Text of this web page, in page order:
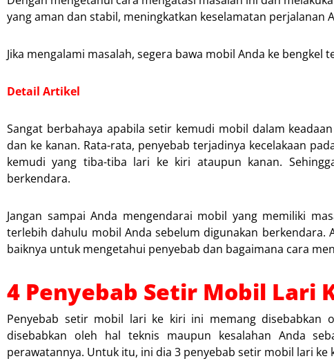
yang aman dan stabil, meningkatkan keselamatan perjalanan
Jika mengalami masalah, segera bawa mobil Anda ke
Detail Artikel
Sangat berbahaya apabila setir kemudi mobil dalam
dan ke kanan. Rata-rata, penyebab terjadinya kecelakaan
kemudi yang tiba-tiba lari ke kiri ataupun kanan.
berkendara.
Jangan sampai Anda mengendarai mobil yang memiliki
terlebih dahulu mobil Anda sebelum digunakan berkendara.
baiknya untuk mengetahui penyebab dan bagaimana cara
4 Penyebab Setir Mobil Lari
Penyebab setir mobil lari ke kiri ini memang disebabkan
disebabkan oleh hal teknis maupun kesalahan Anda
perawatannya. Untuk itu, ini dia 3 penyebab setir mobil lari